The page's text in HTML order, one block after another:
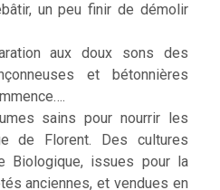
un peu finir de démolir
aux doux sons des
et bétonnières
sains pour nourrir les
de Florent. Des cultures
Biologique, issues pour la
anciennes, et vendues en